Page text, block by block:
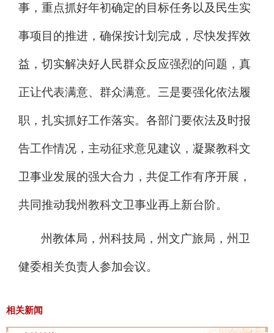
事，重点抓好年初确定的目标任务以及民生实
事项目的推进，确保按计划完成，尽快发挥效
益，切实解决好人民群众反应强烈的问题，真
正让代表满意、群众满意。三是要强化依法履
职，扎实抓好工作落实。各部门要依法及时报
告工作情况，主动征求意见建议，凝聚教科文
卫事业发展的强大合力，共促工作有序开展，
共同推动我州教科文卫事业再上新台阶。
州教体局，州科技局，州文广旅局，州卫
健委相关负责人参加会议。
相关新闻